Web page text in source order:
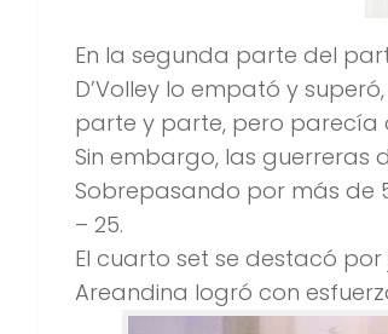
En la segunda parte del
D’Volley lo empató y
parte y parte, pero parecía
Sin embargo, las guerreras
Sobrepasando por más de
– 25.
El cuarto set se destacó
Areandina logró con